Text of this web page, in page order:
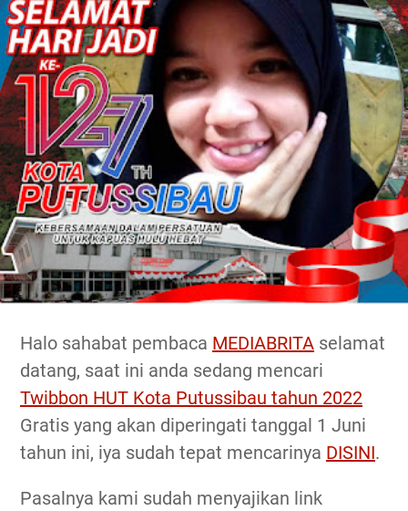
Halo sahabat pembaca MEDIABRITA selamat
datang, saat ini anda sedang mencari
Twibbon HUT Kota Putussibau tahun 2022
Gratis yang akan diperingati tanggal 1 Juni
tahun ini, iya sudah tepat mencarinya DISINI.
Pasalnya kami sudah menyajikan link